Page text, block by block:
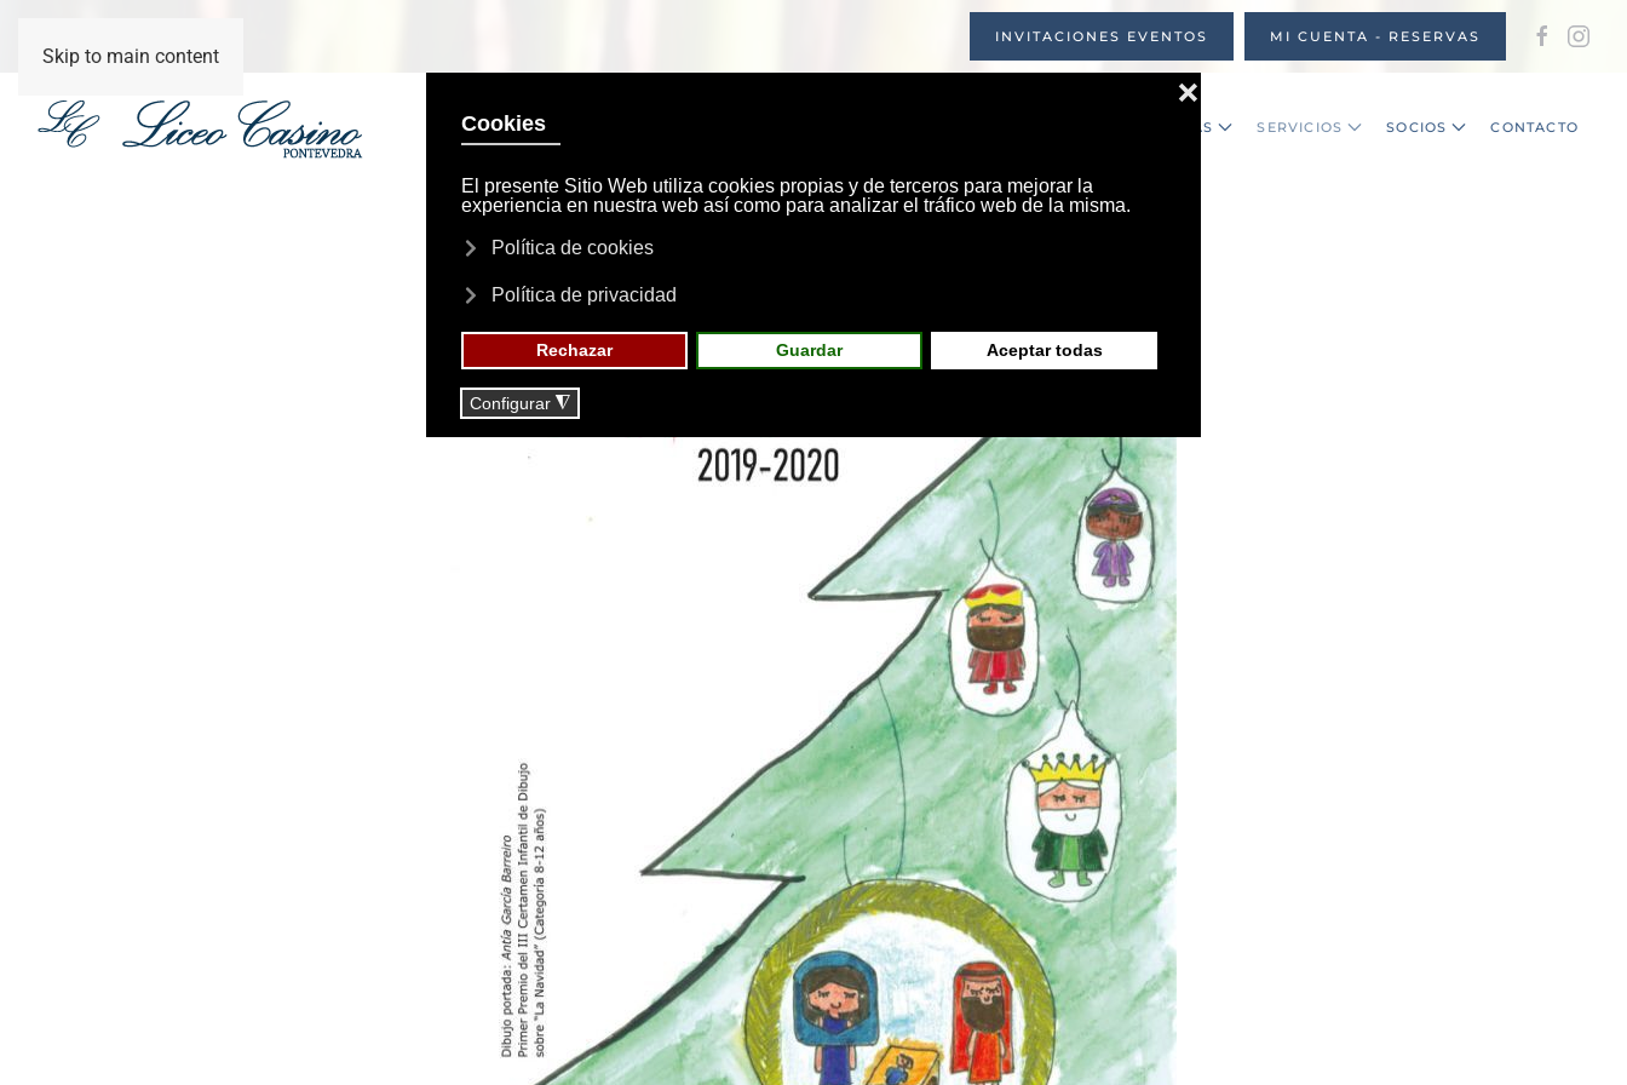
Skip to main content
INVITACIONES EVENTOS MI CUENTA - RESERVAS
NOTICIAS SERVICIOS SOCIOS CONTACTO